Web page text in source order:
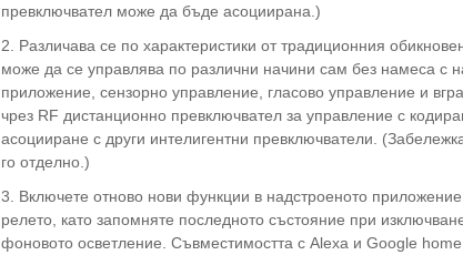
превключвател може да бъде асоциирана.)
2. Различава се по характеристики от традиционния
може да се управлява по различни начини сам без намеса с
приложение, сензорно управление, гласово управление и
чрез RF дистанционно превключвател за управление с
асоцииране с други интелигентни превключватели.
го отделно.)
3. Включете отново нови функции в надстроеното
релето, като запомняте последното състояние при
фоновото осветление. Съвместимостта с Alexa и Google